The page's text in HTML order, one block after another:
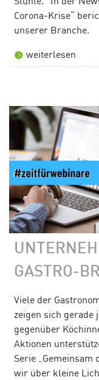
Corona-Krise“
unserer Branche.
weiterlesen
GASTRO-
Viele der
zeigen sich
gegenüber
Aktionen
Serie
wir über kleine